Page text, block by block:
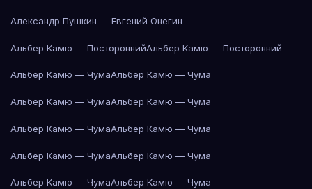
Александр Пушкин — Евгений Онегин
Альбер Камю — ПостороннийАльбер Камю — Посторонний
Альбер Камю — ЧумаАльбер Камю — Чума
Альбер Камю — ЧумаАльбер Камю — Чума
Альбер Камю — ЧумаАльбер Камю — Чума
Альбер Камю — ЧумаАльбер Камю — Чума
Альбер Камю — ЧумаАльбер Камю — Чума